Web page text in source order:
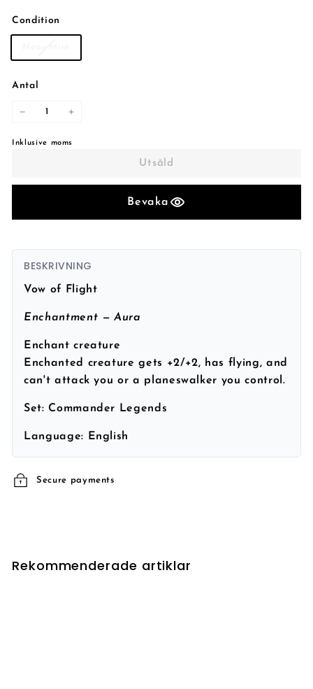
Condition
Antal
Inklusive moms
Utsåld
Bevaka
BESKRIVNING
Vow of Flight
Enchantment — Aura
Enchant creature
Enchanted creature gets +2/+2, has flying, and
can't attack you or a planeswalker you control.
Set:Commander Legends
Language: English
Secure payments
Rekommenderade artiklar